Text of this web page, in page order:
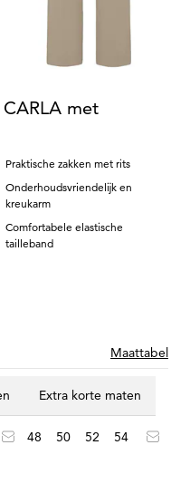
met
Praktische zakken met rits
Onderhoudsvriendelijk en
kreukarm
Comfortabele elastische
tailleband
Maattabel
Extra korte maten
48 50 52
54